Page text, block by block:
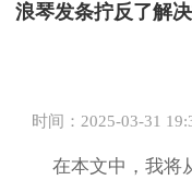
浪琴发条拧反了解
时间：2025-03-31
在本文中，我将从